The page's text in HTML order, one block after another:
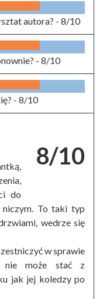
autora? - 8/10
- 8/10
- 8/10
8/10
do
To taki typ
wedrze się
w sprawie
nie może stać z
jak jej koledzy po